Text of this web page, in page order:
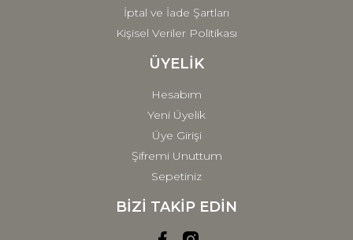
İptal ve İade Şartları
Kişisel Veriler Politikası
ÜYELİK
Hesabım
Yeni Üyelik
Üye Girişi
Şifremi Unuttum
Sepetiniz
BİZİ TAKİP EDİN